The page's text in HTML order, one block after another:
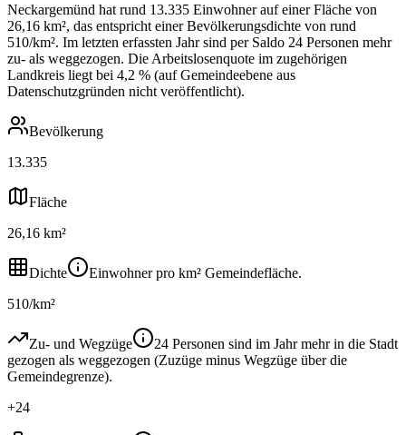
Neckargemünd hat rund 13.335 Einwohner auf einer Fläche von
26,16 km², das entspricht einer Bevölkerungsdichte von rund
510/km². Im letzten erfassten Jahr sind per Saldo 24 Personen mehr
zu- als weggezogen. Die Arbeitslosenquote im zugehörigen
Landkreis liegt bei 4,2 % (auf Gemeindeebene aus
Datenschutzgründen nicht veröffentlicht).
Bevölkerung
13.335
Fläche
26,16 km²
Dichte
Einwohner pro km² Gemeindefläche.
510/km²
Zu- und Wegzüge
24 Personen sind im Jahr mehr in die Stadt
gezogen als weggezogen (Zuzüge minus Wegzüge über die
Gemeindegrenze).
+24